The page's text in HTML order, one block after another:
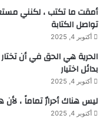
أمقت ما تكتب ، لكنني
تواصل الكتابة
أكتوبر 4, 2025
الحرية هي الحق في أن
بدائل اختيار
أكتوبر 4, 2025
ليس هناك أحرارٌ تماماً ، لأن
أكتوبر 4, 2025